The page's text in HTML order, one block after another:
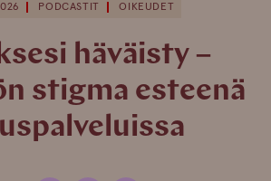
PODCASTIT OIKEUDET
häväisty –
stigma esteenä